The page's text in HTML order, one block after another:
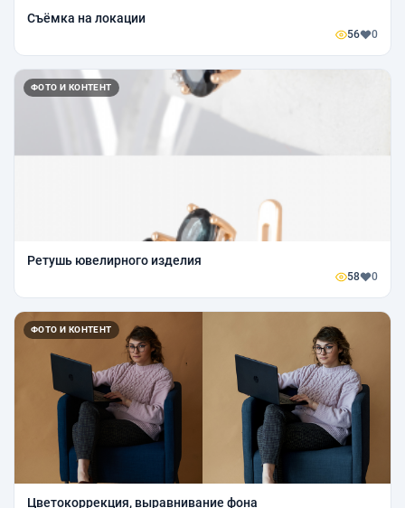
Съёмка на локации
56 0
ФОТО И КОНТЕНТ
Ретушь ювелирного изделия
58 0
ФОТО И КОНТЕНТ
Цветокоррекция, выравнивание фона